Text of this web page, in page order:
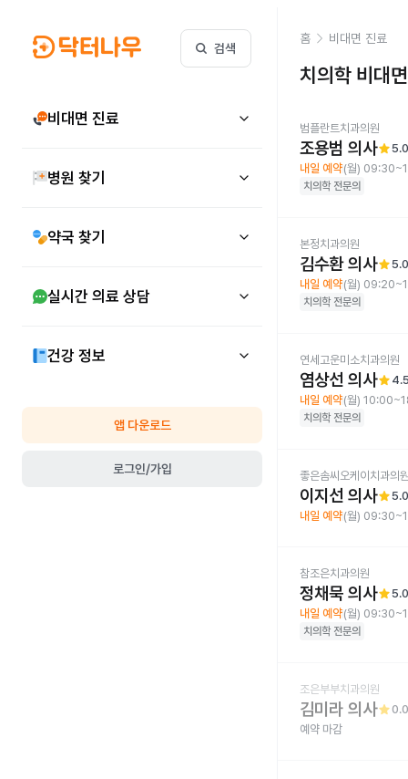
검색
비대면 진료
병원 찾기
약국 찾기
실시간 의료 상담
건강 정보
앱 다운로드
로그인/가입
홈 비대면 진료
치의학 비대
범플란트치과의원
조용범 의사star5.0
내일 예약(월)
치의학 전문의
본정치과의원
김수환 의사star5.0
내일 예약(월)
치의학 전문의
연세고운미소치과의원
염상선 의사star
내일 예약(월)
치의학 전문의
좋은솜씨오케이치과의
이지선 의사star5.0
내일 예약(월)
참조은치과의원
정채묵 의사star5.0
내일 예약(월)
치의학 전문의
조은부부치과의원
김미라 의사star0.0
예약 마감